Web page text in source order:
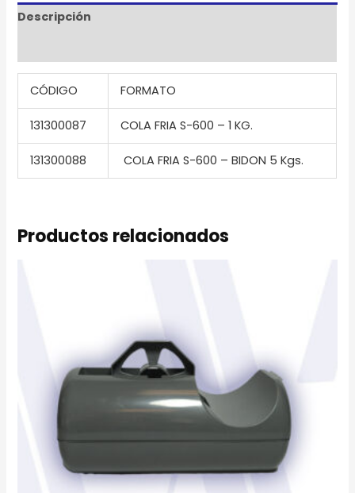
Descripción
CÓDIGO FORMATO
131300087 COLA FRIA S-600 – 1 KG.
131300088 COLA FRIA S-600 – BIDON 5 Kgs.
Productos relacionados